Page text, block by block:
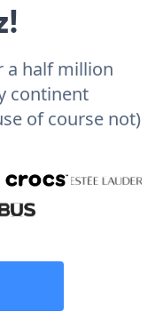
a half million
continent
of course not)